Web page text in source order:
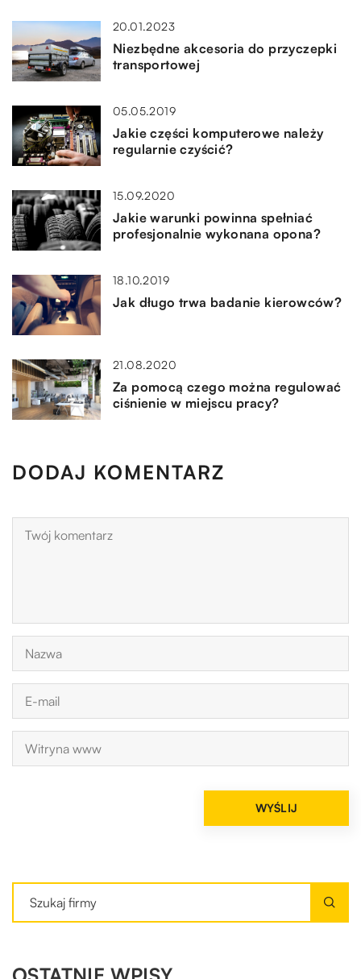
20.01.2023
Niezbędne akcesoria do przyczepki
transportowej
05.05.2019
Jakie części komputerowe należy
regularnie czyścić?
15.09.2020
Jakie warunki powinna spełniać
profesjonalnie wykonana opona?
18.10.2019
Jak długo trwa badanie kierowców?
21.08.2020
Za pomocą czego można regulować
ciśnienie w miejscu pracy?
DODAJ KOMENTARZ